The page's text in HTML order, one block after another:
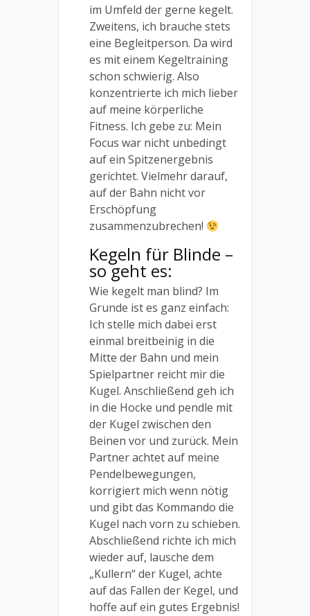
im Umfeld der gerne kegelt.
Zweitens, ich brauche stets
eine Begleitperson. Da wird
es mit einem Kegeltraining
schon schwierig. Also
konzentrierte ich mich lieber
auf meine körperliche
Fitness. Ich gebe zu: Mein
Focus war nicht unbedingt
auf ein Spitzenergebnis
gerichtet. Vielmehr darauf,
auf der Bahn nicht vor
Erschöpfung
zusammenzubrechen!
Kegeln für Blinde –
so geht es:
Wie kegelt man blind? Im
Grunde ist es ganz einfach:
Ich stelle mich dabei erst
einmal breitbeinig in die
Mitte der Bahn und mein
Spielpartner reicht mir die
Kugel. Anschließend geh ich
in die Hocke und pendle mit
der Kugel zwischen den
Beinen vor und zurück. Mein
Partner achtet auf meine
Pendelbewegungen,
korrigiert mich wenn nötig
und gibt das Kommando die
Kugel nach vorn zu schieben.
Abschließend richte ich mich
wieder auf, lausche dem
„Kullern“ der Kugel, achte
auf das Fallen der Kegel, und
hoffe auf ein gutes Ergebnis!